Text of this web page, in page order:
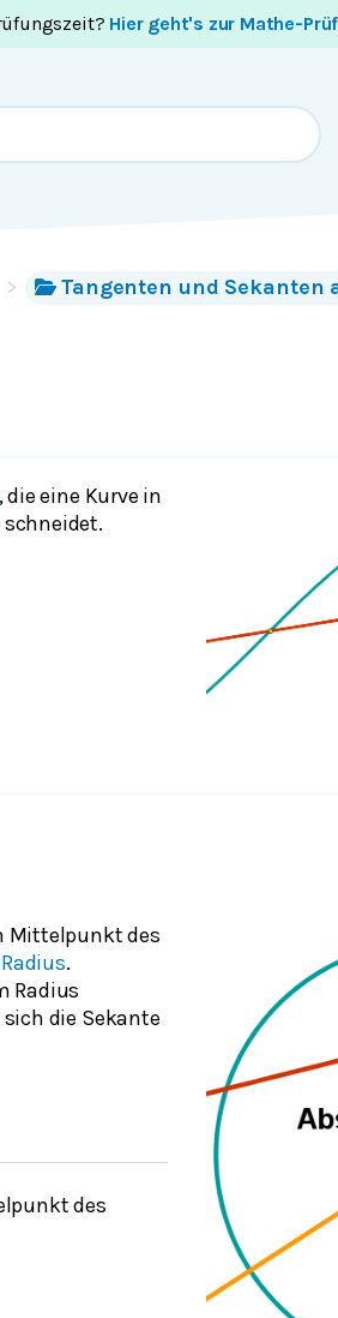
Hier geht's zur Mathe-
Tangenten und Sekanten
, die eine Kurve in
Mittelpunkt des
Radius.
Radius
die Sekante
des